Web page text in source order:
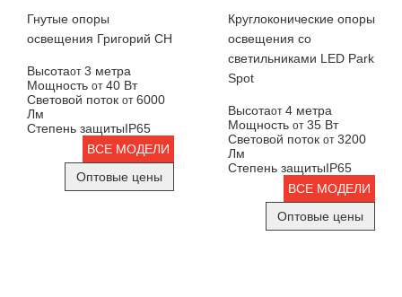
Гнутые опоры
освещения Григорий СН
Высотаот 3 метра
Мощность от 40 Вт
Световой поток от 6000
Лм
Степень защитыIP65
ВСЕ МОДЕЛИ
Оптовые цены
Круглоконические опоры
освещения со
светильниками LED Park
Spot
Высотаот 4 метра
Мощность от 35 Вт
Световой поток от 3200
Лм
Степень защитыIP65
ВСЕ МОДЕЛИ
Оптовые цены